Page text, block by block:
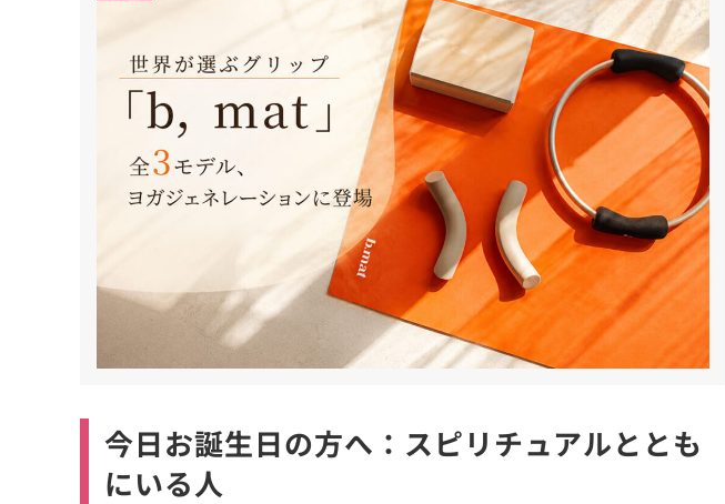
今日お誕生日の方へ：スピリチュアルととも
にいる人